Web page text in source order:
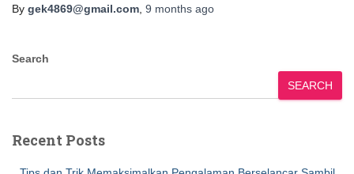
By gek4869@gmail.com 9 months ago
Search
SEARCH
Recent Posts